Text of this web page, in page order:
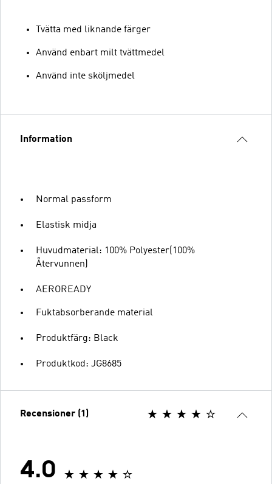
Tvätta med liknande färger
Använd enbart milt tvättmedel
Använd inte sköljmedel
Information
Normal passform
Elastisk midja
Huvudmaterial: 100% Polyester(100%
Återvunnen)
AEROREADY
Fuktabsorberande material
Produktfärg: Black
Produktkod: JG8685
Recensioner (1)
4.0